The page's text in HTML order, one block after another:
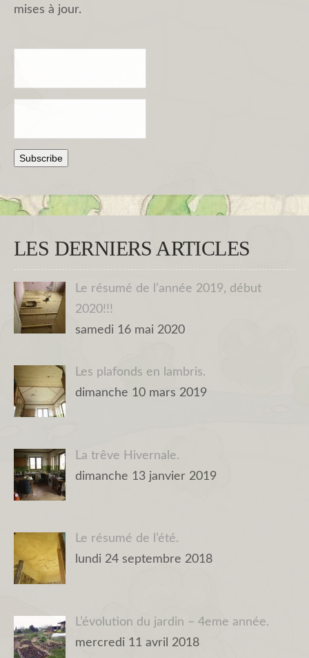
mises à jour.
LES DERNIERS ARTICLES
Le résumé de l’année 2019, début
2020!!!
samedi 16 mai 2020
Les plafonds en lambris.
dimanche 10 mars 2019
La trêve Hivernale.
dimanche 13 janvier 2019
Le résumé de l’été.
lundi 24 septembre 2018
L’évolution du jardin – 4eme année.
mercredi 11 avril 2018